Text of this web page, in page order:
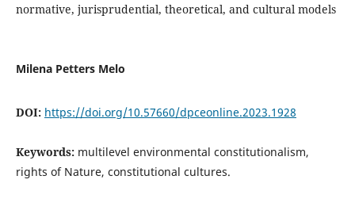
normative, jurisprudential, theoretical, and cultural models
Milena Petters Melo
DOI: https://doi.org/10.57660/dpceonline.2023.1928
Keywords: multilevel environmental constitutionalism,
rights of Nature, constitutional cultures.